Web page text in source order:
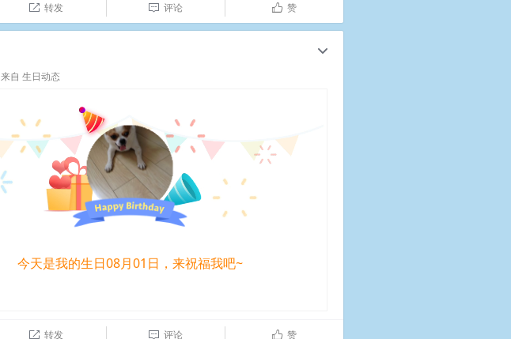
 转发  评论 ñ 赞
c
来自 生日动态
今天是我的生日08月01日，来祝福我吧~
 转发  评论 ñ 赞